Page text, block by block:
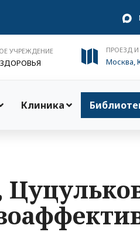
УЧРЕЖДЕНИЕ ПРОЕЗД
Москва,
Клиника